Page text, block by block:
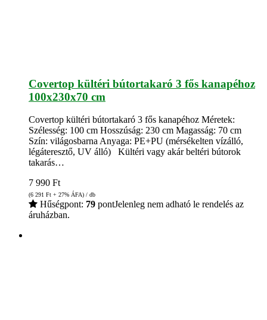
Covertop kültéri bútortakaró 3 fős kanapéhoz
100x230x70 cm
Covertop kültéri bútortakaró 3 fős kanapéhoz Méretek:
Szélesség: 100 cm Hosszúság: 230 cm Magasság: 70 cm
Szín: világosbarna Anyaga: PE+PU (mérsékelten vízálló,
légáteresztő, UV álló) Kültéri vagy akár beltéri bútorok
takarás…
7 990 Ft
(6 291 Ft + 27% ÁFA) / db
Hűségpont: 79 pontJelenleg nem adható le rendelés az
áruházban.